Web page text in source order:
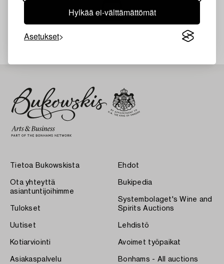
Hylkää ei-välttämättömät
Asetukset
Juuri nyt ei löytynyt hakuasi vastaavia kohteita.
Tietoa Bukowskista
Ota yhteyttä
asiantuntijoihimme
Tulokset
Uutiset
Kotiarviointi
Asiakaspalvelu
Ehdot
Bukipedia
Systembolaget's Wine and
Spirits Auctions
Lehdistö
Avoimet työpaikat
Bonhams - All auctions